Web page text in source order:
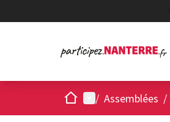
AccueilMenu principal
/ Assemblées /